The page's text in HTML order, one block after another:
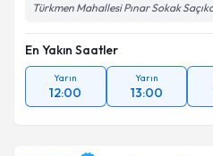
Türkmen Mahallesi Pınar Sokak
En Yakın Saatler
Yarın
12:00
Yarın
13:00